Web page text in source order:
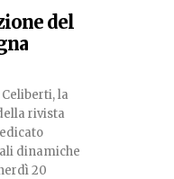
del
la
rivista
dinamiche